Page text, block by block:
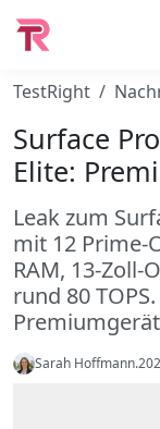
TestRight
Surface
Elite:
Leak zum
mit 12 Prime-
RAM, 13-Zoll-
rund 80
Sarah Hoffmann.